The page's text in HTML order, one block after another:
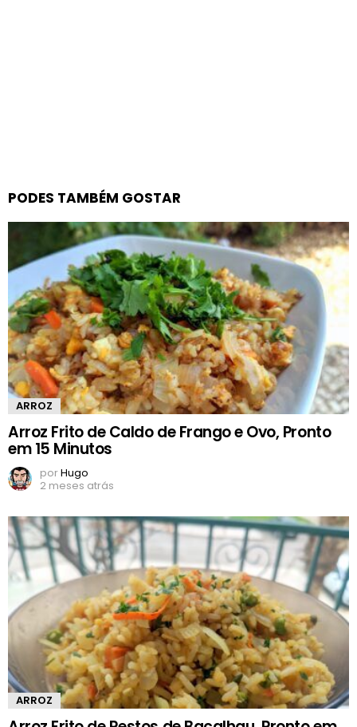
PODES TAMBÉM GOSTAR
ARROZ
Arroz Frito de Caldo de Frango e Ovo, Pronto
em 15 Minutos
porHugo
2 meses atrás
ARROZ